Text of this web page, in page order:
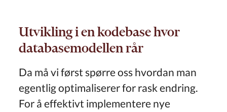
Utvikling i en kodebase hvor
databasemodellen rår
Da må vi først spørre oss hvordan man
egentlig optimaliserer for rask endring.
For å effektivt implementere nye